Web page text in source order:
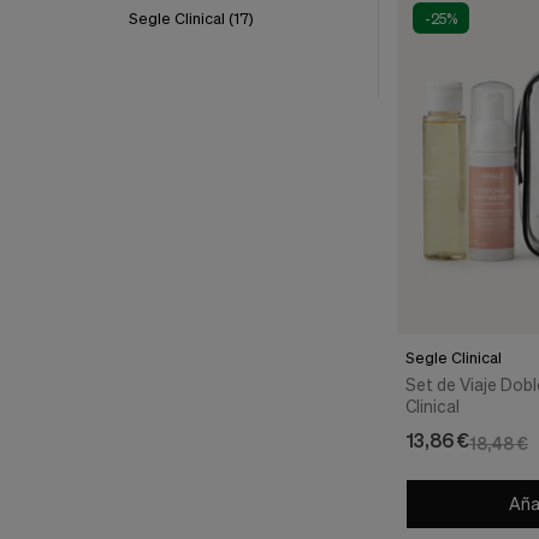
-25%
Segle Clinical
Set de Viaje
Clinical
18,48 €
13,86 €
Segle Clinical (17)